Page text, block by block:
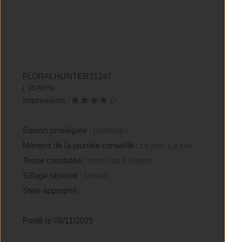
FLORALHUNTER31247
( 10 AVIS)
Impression :
Saison privilégiée : printemps
Moment de la journée conseillé :
Le jour, Le jour
Tenue constatée :
moins de 2 heures
Sillage observé : Moyen
Style approprié :
Posté le 08/11/2025